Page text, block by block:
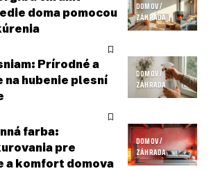
DOMOV /
ZÁHRADA
doma pomocou
DOMOV /
ZÁHRADA
Prírodné a
na hubenie plesní
DOMOV /
ZÁHRADA
farba:
pre
a komfort domova